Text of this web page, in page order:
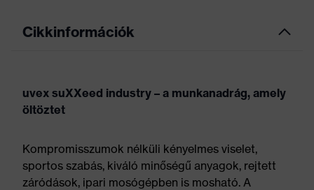
Cikkinformációk
uvex suXXeed industry – a munkanadrág, amely
öltöztet
Kompromisszumok nélküli kényelmes viselet,
sportos szabás, kiváló minőségű anyagok, rejtett
záródások, ipari mosógépben is mosható. A